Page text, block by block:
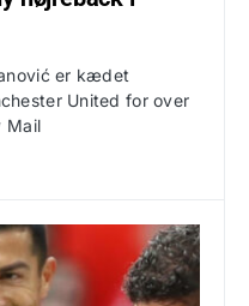
er kædet
United for over
Mail